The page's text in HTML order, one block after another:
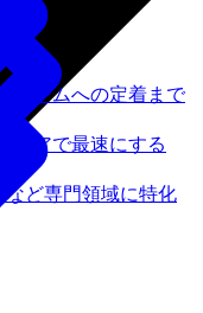
チームへの定着まで
ェアで最速にする
ど専門領域に特化